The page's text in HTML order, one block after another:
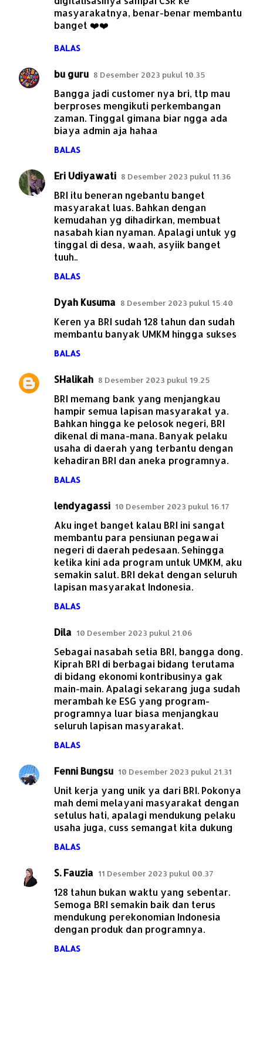
masyarakatnya, benar-benar membantu
banget ❤️❤️
BALAS
bu guru 8 Desember 2023 pukul 10.35
Bangga jadi customer nya bri, ttp mau
berproses mengikuti perkembangan
zaman. Tinggal gimana biar ngga ada
biaya admin aja hahaa
BALAS
Eri Udiyawati 8 Desember 2023 pukul 11.36
BRI itu beneran ngebantu banget
masyarakat luas. Bahkan dengan
kemudahan yg dihadirkan, membuat
nasabah kian nyaman. Apalagi untuk yg
tinggal di desa, waah, asyiik banget
tuuh..
BALAS
Dyah Kusuma 8 Desember 2023 pukul 15.40
Keren ya BRI sudah 128 tahun dan sudah
membantu banyak UMKM hingga sukses
BALAS
SHalikah 8 Desember 2023 pukul 19.25
BRI memang bank yang menjangkau
hampir semua lapisan masyarakat ya.
Bahkan hingga ke pelosok negeri, BRI
dikenal di mana-mana. Banyak pelaku
usaha di daerah yang terbantu dengan
kehadiran BRI dan aneka programnya.
BALAS
lendyagassi 10 Desember 2023 pukul 16.17
Aku inget banget kalau BRI ini sangat
membantu para pensiunan pegawai
negeri di daerah pedesaan. Sehingga
ketika kini ada program untuk UMKM, aku
semakin salut. BRI dekat dengan seluruh
lapisan masyarakat Indonesia.
BALAS
Dila 10 Desember 2023 pukul 21.06
Sebagai nasabah setia BRI, bangga dong.
Kiprah BRI di berbagai bidang terutama
di bidang ekonomi kontribusinya gak
main-main. Apalagi sekarang juga sudah
merambah ke ESG yang program-
programnya luar biasa menjangkau
seluruh lapisan masyarakat.
BALAS
Fenni Bungsu 10 Desember 2023 pukul 21.31
Unit kerja yang unik ya dari BRI. Pokonya
mah demi melayani masyarakat dengan
setulus hati, apalagi mendukung pelaku
usaha juga, cuss semangat kita dukung
BALAS
S. Fauzia 11 Desember 2023 pukul 00.37
128 tahun bukan waktu yang sebentar.
Semoga BRI semakin baik dan terus
mendukung perekonomian Indonesia
dengan produk dan programnya.
BALAS